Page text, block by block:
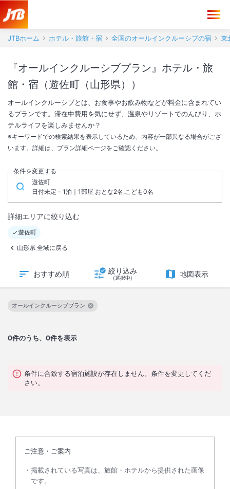
JTBホーム ホテル・旅館・宿 全国のオールインクルーシブの宿 東
『オールインクルーシブプラン』ホテル・旅
館・宿（遊佐町（山形県））
オールインクルーシブとは、お食事やお飲み物などが料金に含まれてい
るプランです。滞在中費用を気にせず、温泉やリゾートでのんびり、ホ
テルライフを楽しみませんか？
※キーワードでの検索結果を表示しているため、内容が一部異なる場合がござ
います。詳細は、プラン詳細ページをご確認ください。
条件を変更する
遊佐町
日付未定 - 1泊｜1部屋 おとな2名,こども0名
詳細エリアに絞り込む
遊佐町
山形県 全域に戻る
おすすめ順 絞り込み
(選択中) 地図表示
0件のうち、0件を表示
オールインクルーシブプラン
この絞り込み条件を解除
条件に合致する宿泊施設が存在しません。条件を変更してくだ
さい。
ご注意・ご案内
掲載されている写真は、旅館・ホテルから提供された画像
です。